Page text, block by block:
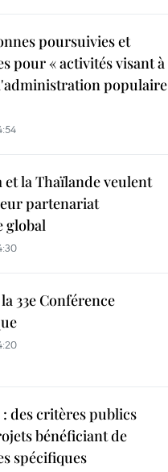
poursuivies et
pour « activités visant à
populaire
et la Thaïlande veulent
partenariat
global
33e Conférence
: des critères publics
bénéficiant de
spécifiques